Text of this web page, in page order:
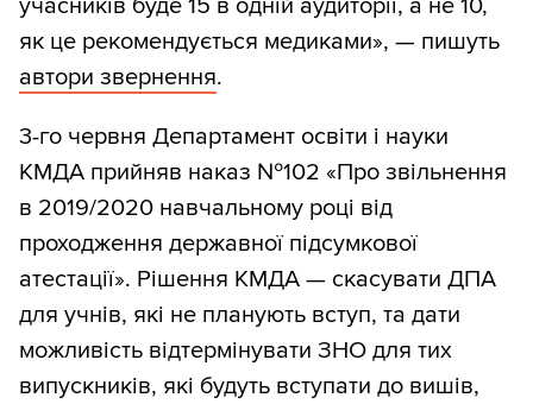
учасників буде 15 в одній аудиторії, а не 10,
як це рекомендується медиками», — пишуть
автори звернення.
3-го червня Департамент освіти і науки
КМДА прийняв наказ №102 «Про звільнення
в 2019/2020 навчальному році від
проходження державної підсумкової
атестації». Рішення КМДА — скасувати ДПА
для учнів, які не планують вступ, та дати
можливість відтермінувати ЗНО для тих
випускників, які будуть вступати до вишів,